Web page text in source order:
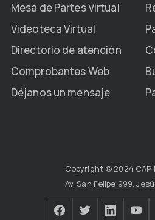
Mesa de Partes Virtual
Videoteca Virtual
Directorio de atención
Comprobantes Web
Déjanos un mensaje
Copyright © 2024 CAP
Av. San Felipe 999,